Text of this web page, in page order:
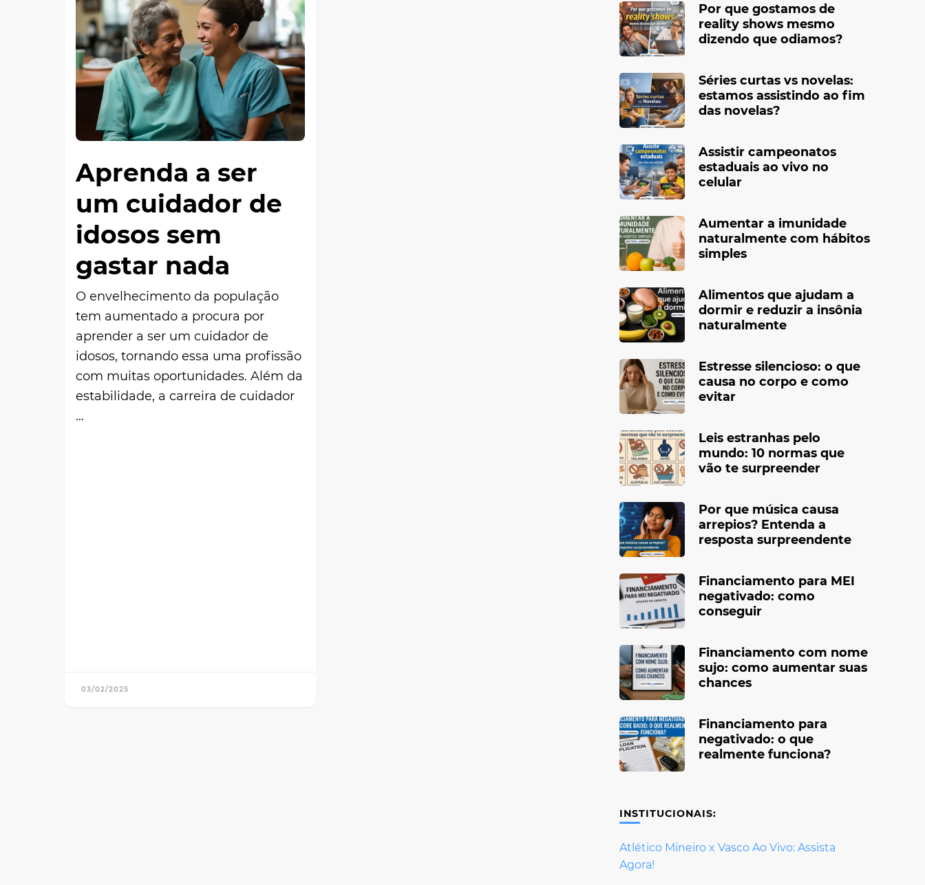
Aprenda a ser
um cuidador de
idosos sem
gastar nada
O envelhecimento da população
tem aumentado a procura por
aprender a ser um cuidador de
idosos, tornando essa uma profissão
com muitas oportunidades. Além da
estabilidade, a carreira de cuidador
…
03/02/2025
Por que gostamos de
reality shows mesmo
dizendo que odiamos?
Séries curtas vs novelas:
estamos assistindo ao fim
das novelas?
Assistir campeonatos
estaduais ao vivo no
celular
Aumentar a imunidade
naturalmente com hábitos
simples
Alimentos que ajudam a
dormir e reduzir a insônia
naturalmente
Estresse silencioso: o que
causa no corpo e como
evitar
Leis estranhas pelo
mundo: 10 normas que
vão te surpreender
Por que música causa
arrepios? Entenda a
resposta surpreendente
Financiamento para MEI
negativado: como
conseguir
Financiamento com nome
sujo: como aumentar suas
chances
Financiamento para
negativado: o que
realmente funciona?
INSTITUCIONAIS:
Atlético Mineiro x Vasco Ao Vivo: Assista
Agora!